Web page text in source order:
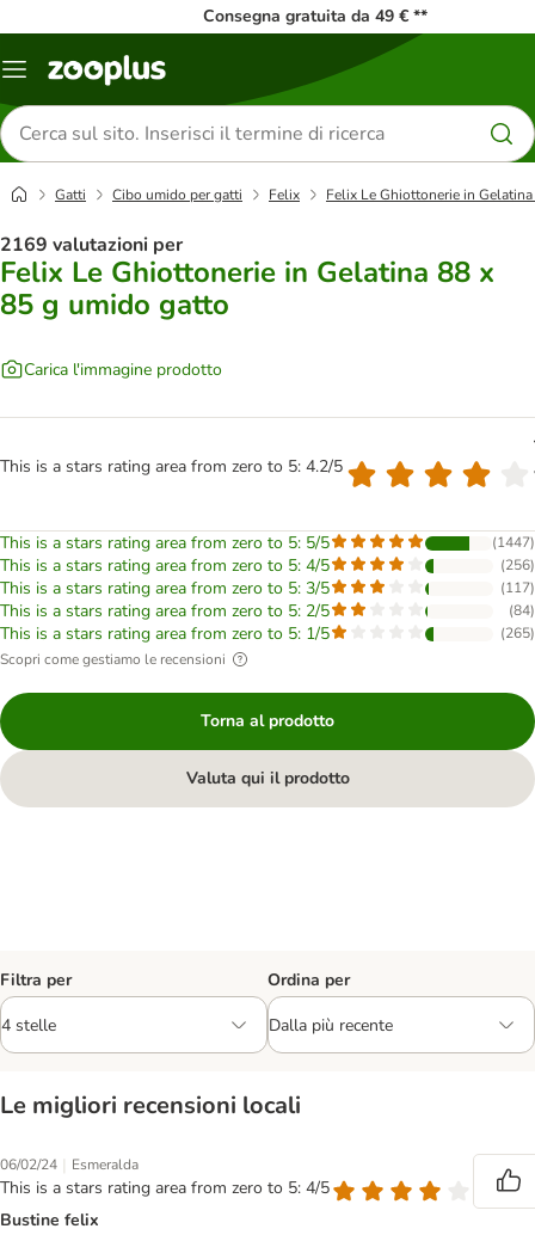
Consegna gratuita da 49 € **
Overview
Cerca
prodotti
Gatti Cibo umido per gatti Felix Felix Le Ghiottonerie in
2169 valutazioni per
Felix Le Ghiottonerie in Gelatina 88 x
85 g umido gatto
Carica l'immagine prodotto
This is a stars rating area from zero to 5: 4.2/5
This is a stars rating area from zero to 5: 5/5 (1447)
This is a stars rating area from zero to 5: 4/5 (256)
This is a stars rating area from zero to 5: 3/5 (117)
This is a stars rating area from zero to 5: 2/5 (84)
This is a stars rating area from zero to 5: 1/5 (265)
Scopri come gestiamo le recensioni
Torna al prodotto
Valuta qui il prodotto
Filtra per Ordina per
Le migliori recensioni locali
06/02/24 | Esmeralda
This is a stars rating area from zero to 5: 4/5
Bustine felix